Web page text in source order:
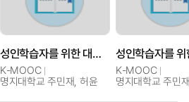
성인학습자를 위한 대학 글쓰기
K-MOOC
명지대학교 주민재, 허윤
K-MOOC
명지대학교 주민